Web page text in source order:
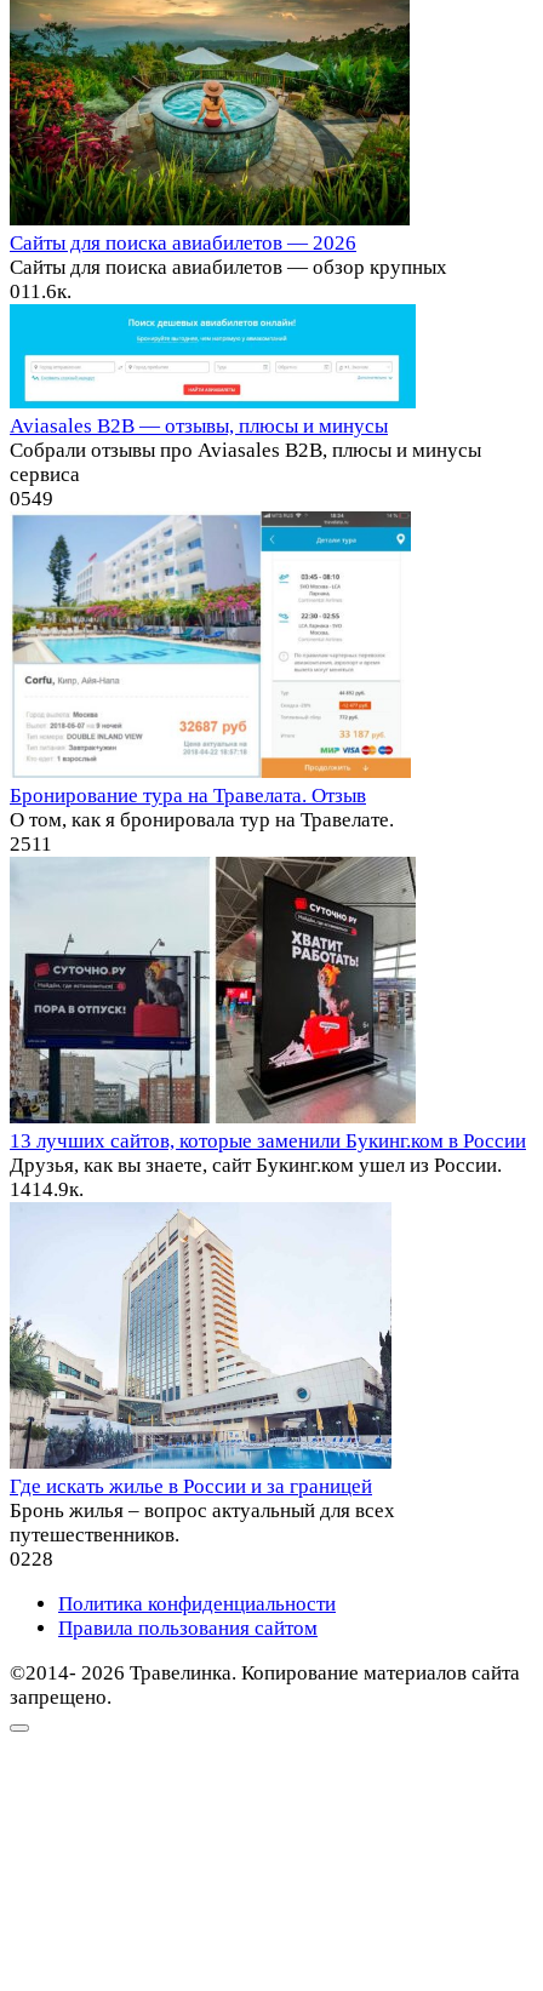
Сайты для поиска авиабилетов — 2026
Сайты для поиска авиабилетов — обзор крупных
011.6к.
Aviasales B2B — отзывы, плюсы и минусы
Собрали отзывы про Aviasales B2B, плюсы и минусы
сервиса
0549
Бронирование тура на Травелата. Отзыв
О том, как я бронировала тур на Травелате.
2511
13 лучших сайтов, которые заменили Букинг.ком в России
Друзья, как вы знаете, сайт Букинг.ком ушел из России.
1414.9к.
Где искать жилье в России и за границей
Бронь жилья – вопрос актуальный для всех
путешественников.
0228
Политика конфиденциальности
Правила пользования сайтом
©2014- 2026 Травелинка. Копирование материалов сайта
запрещено.